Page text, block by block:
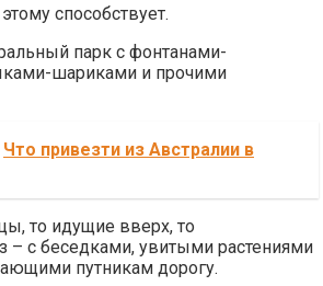
способствует.
парк с фонтанами-
шариками и прочими
Что привезти из Австралии в
то идущие вверх, то
– с беседками, увитыми растениями
путникам дорогу.